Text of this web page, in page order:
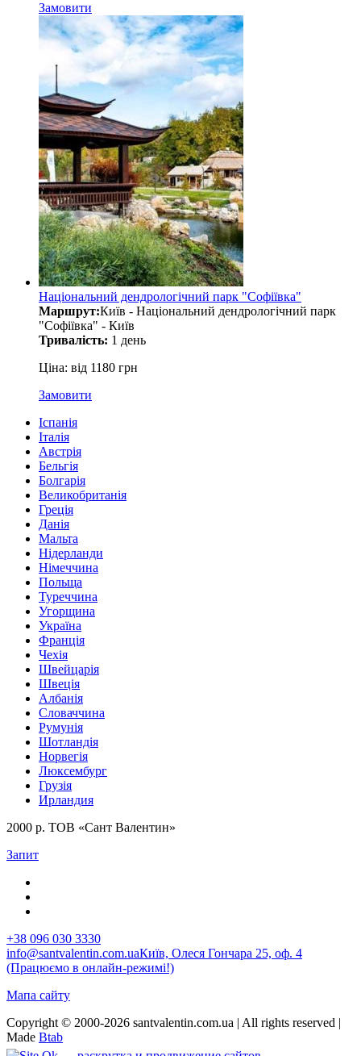
Замовити
Національний дендрологічний парк "Софіївка"
Маршрут:Київ - Національний дендрологічний парк
"Софіївка" - Київ
Тривалість: 1 день
Ціна: від 1180 грн
Замовити
Іспанія
Італія
Австрія
Бельгія
Болгарія
Великобританія
Греція
Данія
Мальта
Нідерланди
Німеччина
Польща
Туреччина
Угорщина
Україна
Франція
Чехія
Швейцарія
Швеція
Албанія
Словаччина
Румунія
Шотландія
Норвегія
Люксембург
Грузія
Ирландия
2000 р. ТОВ «Сант Валентин»
Запит
+38 096 030 3330
info@santvalentin.com.uaКиїв, Олеся Гончара 25, оф. 4
(Працюємо в онлайн-режимі!)
Мапа сайту
Copyright © 2000-2026 santvalentin.com.ua | All rights reserved |
Made Btab